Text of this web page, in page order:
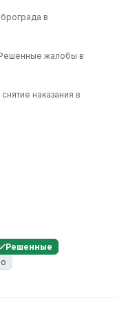
в
жалобы в
наказания в
Решенные